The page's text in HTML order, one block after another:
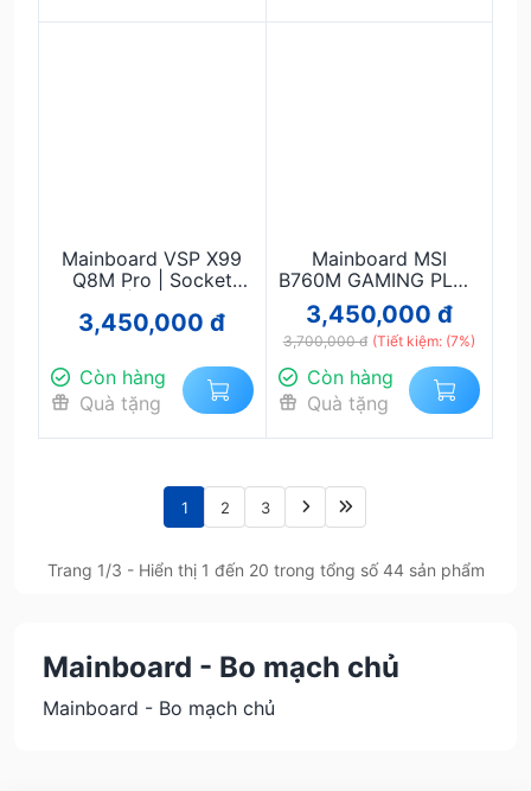
Mainboard VSP X99
Q8M Pro | Socket
Xeon E5 V3/V4 |
& Workstation Giá Rẻ
3,450,000 đ
Còn hàng
Quà tặng
Mainboard MSI
B760M GAMING PLUS
WIFI DDR4 – Hiệu
năng ổn định, WiFi +
Bluetooth tích hợp
3,450,000 đ
3,700,000 đ (Tiết kiệm: (7%)
Còn hàng
Quà tặng
1 2 3
Trang 1/3 - Hiển thị 1 đến 20 trong tổng số 44 sản phẩm
Mainboard - Bo mạch chủ
Mainboard - Bo mạch chủ